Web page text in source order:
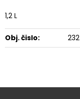
1,2 L
Obj. čislo: 232